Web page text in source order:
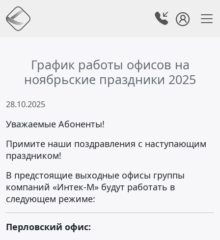
График работы офисов на
ноябрьские праздники 2025
28.10.2025
Уважаемые Абоненты!
Примите наши поздравления с наступающим
праздником!
В предстоящие выходные офисы группы
компаний «Интек-М» будут работать в
следующем режиме:
Перловский офис: